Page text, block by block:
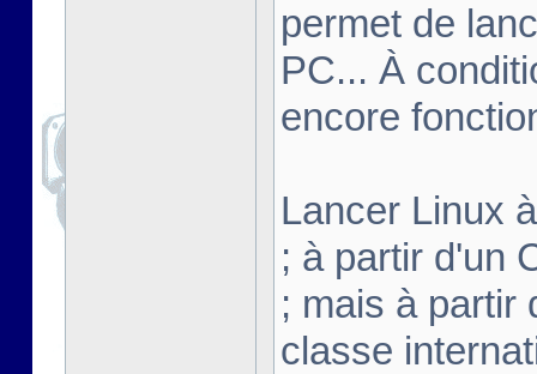
permet de
PC... À
encore
Lancer Linux
; à partir d'un
; mais à partir
classe